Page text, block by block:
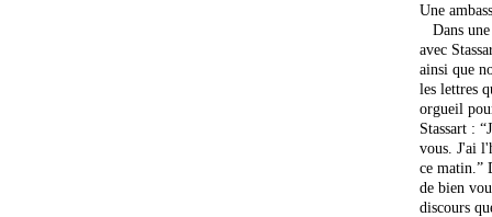
Une
Dans
avec
ainsi que
les lettres
orgueil
Stassart :
vous. J'ai
ce matin.”
de bien
discours